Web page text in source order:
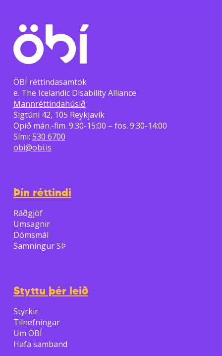
ÖBÍ réttindasamtök
e. The Icelandic Disability Alliance
Mannréttindahúsið
Sigtúni 42, 105 Reykjavík
Opið mán.-fim. 9:30-15:00 – fös. 9:30-14:00
Sími: 530 6700
obi@obi.is
Þín réttindi
Ráðgjöf
Umsagnir
Dómsmál
Samningur SÞ
Styttu þér leið
Styrkir
Tilnefningar
Um ÖBÍ
Hafa samband